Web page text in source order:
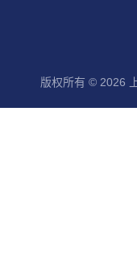
版权所有 © 2026